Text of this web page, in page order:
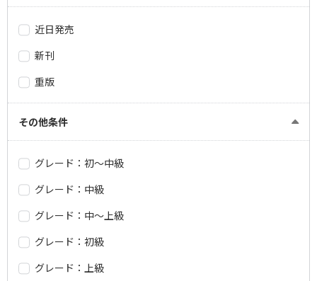
近日発売
新刊
重版
その他条件
グレード：初～中級
グレード：中級
グレード：中～上級
グレード：初級
グレード：上級